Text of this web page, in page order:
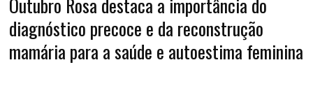
diagnóstico precoce e da reconstrução
mamária para a saúde e autoestima feminina